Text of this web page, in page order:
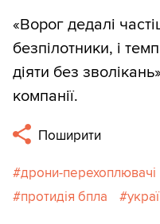
«Ворог дедалі
безпілотники, і
діяти без
компанії.
Поширити
дрони-перехоплювачі
протидія бпла